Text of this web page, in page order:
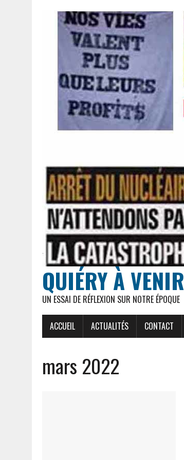
QUIÉRY À VENIR
UN ESSAI DE RÉFLEXION SUR NOTRE ÉPOQUE
ACCUEIL ACTUALITÉS CONTACT
mars 2022